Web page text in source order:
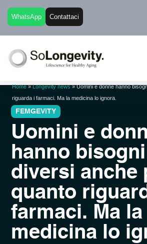
WhatsApp Contattaci
Home»Longevity news»Uomini e donne hanno
riguarda i farmaci. Ma la medicina lo ignora.
Uomini e
hanno bisogni
diversi anche
quanto
farmaci. Ma la
medicina lo